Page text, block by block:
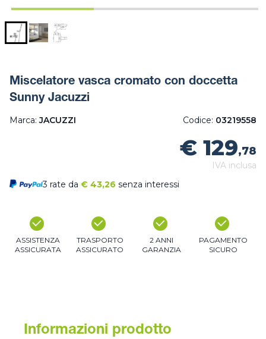
Miscelatore vasca cromato con doccetta
Sunny Jacuzzi
Marca:JACUZZI Codice: 03219558
€ 129,78
IVA inclusa
3 rate da € 43,26 senza interessi
ASSISTENZA
ASSICURATA
TRASPORTO
ASSICURATO
2 ANNI
GARANZIA
PAGAMENTO
SICURO
Informazioni prodotto